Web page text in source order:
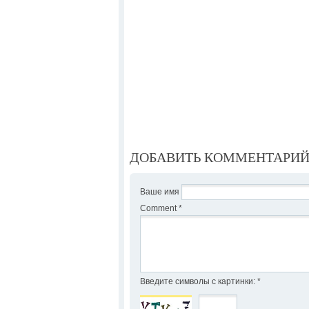
ДОБАВИТЬ КОММЕНТАРИЙ
Ваше имя
Comment *
Введите символы с картинки: *